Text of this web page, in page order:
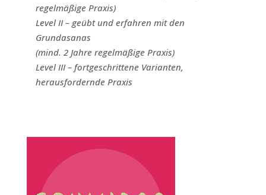
regelmäßige Praxis)
Level II – geübt und erfahren mit den
Grundasanas
(mind. 2 Jahre regelmäßige Praxis)
Level III – fortgeschrittene Varianten,
herausfordernde Praxis